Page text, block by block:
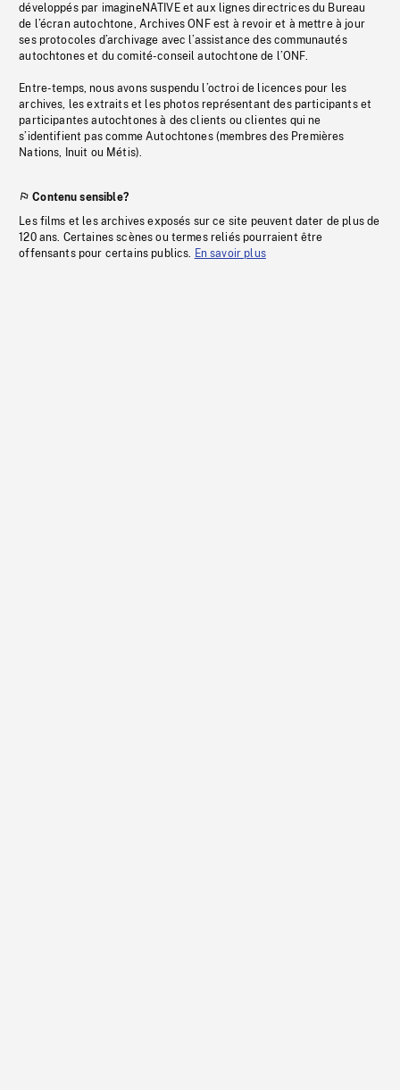
développés par imagineNATIVE et aux lignes directrices du Bureau
de l’écran autochtone, Archives ONF est à revoir et à mettre à jour
ses protocoles d’archivage avec l’assistance des communautés
autochtones et du comité-conseil autochtone de l’ONF.
Entre-temps, nous avons suspendu l’octroi de licences pour les
archives, les extraits et les photos représentant des participants et
participantes autochtones à des clients ou clientes qui ne
s’identifient pas comme Autochtones (membres des Premières
Nations, Inuit ou Métis).
Contenu sensible?
Les films et les archives exposés sur ce site peuvent dater de plus de
120 ans. Certaines scènes ou termes reliés pourraient être
offensants pour certains publics. En savoir plus